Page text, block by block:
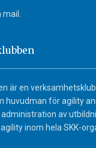
mail.
är en
huvudman för agility
av
inom hela SKK-